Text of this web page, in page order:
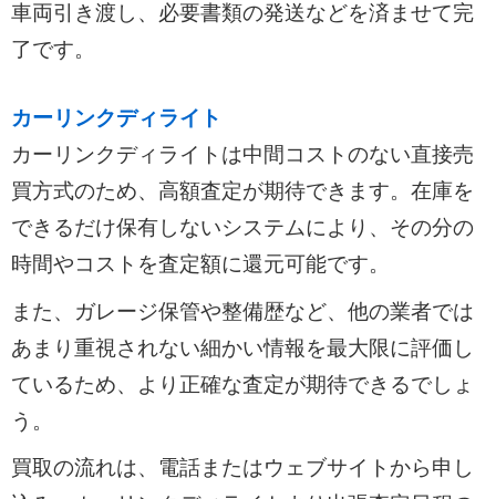
車両引き渡し、必要書類の発送などを済ませて完
了です。
カーリンクディライト
カーリンクディライトは中間コストのない直接売
買方式のため、高額査定が期待できます。在庫を
できるだけ保有しないシステムにより、その分の
時間やコストを査定額に還元可能です。
また、ガレージ保管や整備歴など、他の業者では
あまり重視されない細かい情報を最大限に評価し
ているため、より正確な査定が期待できるでしょ
う。
買取の流れは、電話またはウェブサイトから申し